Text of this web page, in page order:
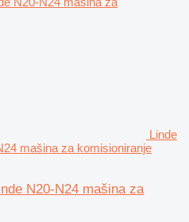
Linde
mašina za komisioniranje
N20-N24 mašina za